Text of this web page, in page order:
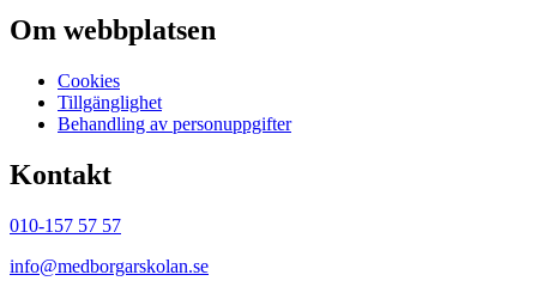
Om webbplatsen
Cookies
Tillgänglighet
Behandling av personuppgifter
Kontakt
010-157 57 57
info@medborgarskolan.se